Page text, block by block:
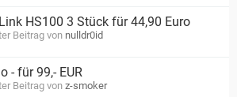
HS100 3 Stück für 44,90 Euro
Beitrag von nulldr0id
- für 99,- EUR
Beitrag von z-smoker